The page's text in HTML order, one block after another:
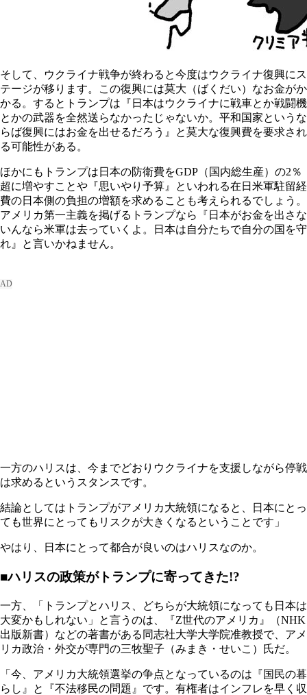
そして、ウクライナ戦争が終わると今度はウクライナ復興にス
テージが移ります。この復興には莫大（ばくだい）なお金がか
かる。するとトランプは『日本はウクライナに戦車とか戦闘機
とかの武器を全然送らなかったじゃないか。平和国家というな
らば復興にはお金を出せるだろう』と莫大な復興費を要求され
る可能性がある。
ほかにもトランプは日本の防衛費をGDP（国内総生産）の2％
超に増やすことや『思いやり予算』といわれる在日米軍駐留経
費の日本側の負担の増額を求めることも考えられるでしょう。
アメリカ第一主義を掲げるトランプなら『日本がお金を出さな
いんなら米軍は去っていくよ。日本は自分たちで自分の国を守
れ』と言いかねません。
一方のハリスは、今までどおりウクライナを支援しながら停戦
は求めるというスタンスです。
結論としてはトランプがアメリカ大統領になると、日本にとっ
ても世界にとってもリスクが大きくなるということです」
やはり、日本にとって都合が良いのはハリスなのか。
■ハリスの政策がトランプに寄ってきた!?
一方、「トランプとハリス、どちらが大統領になっても日本は
大変かもしれない」と言うのは、『Z世代のアメリカ』（NHK
出版新書）などの著書がある同志社大学大学院准教授で、アメ
リカ政治・外交が専門の三牧聖子（みまき・せいこ）氏だ。
「今、アメリカ大統領選挙の争点となっているのは『国民の暮
らし』と『不法移民の問題』です。有権者はインフレを早く収